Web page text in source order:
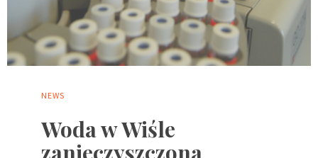
NEWS
Woda w Wiśle
zanieczyszczona